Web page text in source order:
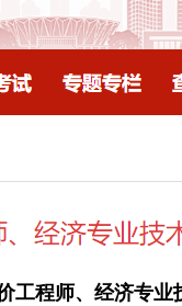
工程师、经济专业